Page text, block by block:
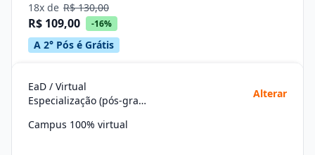
18x de R$ 130,00
R$ 109,00 -16%
A 2° Pós é Grátis
EaD / Virtual
Especialização (pós-graduação)
Alterar
Campus 100% virtual